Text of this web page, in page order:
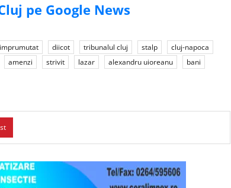
pe Google News
imprumutat diicot tribunalul cluj stalp
cluj-napoca
amenzi strivit lazar alexandru uioreanu
bani